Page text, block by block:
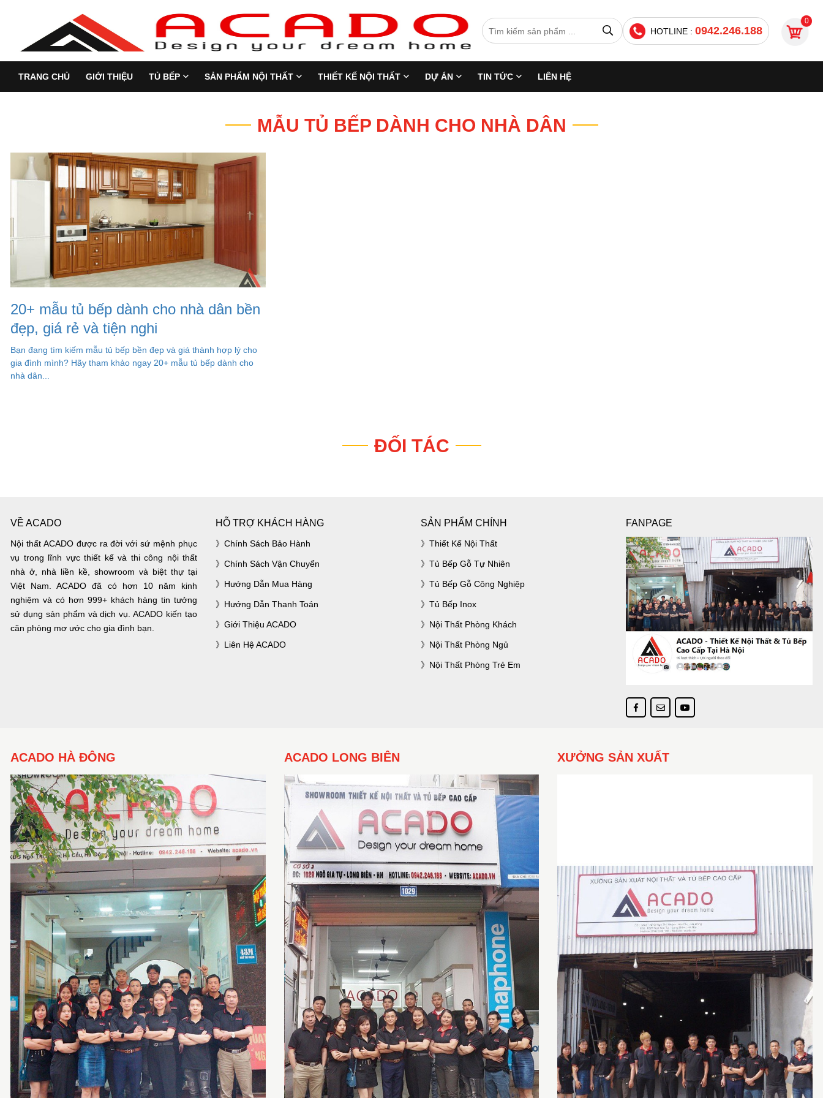
HOTLINE : 0942.246.188
0
TRANG CHỦ GIỚI THIỆU TỦ BẾP SẢN PHẨM NỘI THẤT THIẾT KẾ NỘI THẤT DỰ ÁN TIN TỨC LIÊN HỆ
MẪU TỦ BẾP DÀNH CHO NHÀ DÂN
20+ mẫu tủ bếp dành cho nhà dân bền
đẹp, giá rẻ và tiện nghi
Bạn đang tìm kiếm mẫu tủ bếp bền đẹp và giá thành hợp lý cho
gia đình mình? Hãy tham khảo ngay 20+ mẫu tủ bếp dành cho
nhà dân...
ĐỐI TÁC
VỀ ACADO
Nội thất ACADO được ra đời với sứ mệnh phục
vụ trong lĩnh vực thiết kế và thi công nội thất
nhà ở, nhà liền kề, showroom và biệt thự tại
Việt Nam. ACADO đã có hơn 10 năm kinh
nghiệm và có hơn 999+ khách hàng tin tưởng
sử dụng sản phẩm và dịch vụ. ACADO kiến tạo
căn phòng mơ ước cho gia đình bạn.
HỖ TRỢ KHÁCH HÀNG
Chính Sách Bảo Hành
Chính Sách Vận Chuyển
Hướng Dẫn Mua Hàng
Hướng Dẫn Thanh Toán
Giới Thiệu ACADO
Liên Hệ ACADO
SẢN PHẨM CHÍNH
Thiết Kế Nội Thất
Tủ Bếp Gỗ Tự Nhiên
Tủ Bếp Gỗ Công Nghiệp
Tủ Bếp Inox
Nội Thất Phòng Khách
Nội Thất Phòng Ngủ
Nội Thất Phòng Trẻ Em
FANPAGE
ACADO HÀ ĐÔNG ACADO LONG BIÊN XƯỞNG SẢN XUẤT